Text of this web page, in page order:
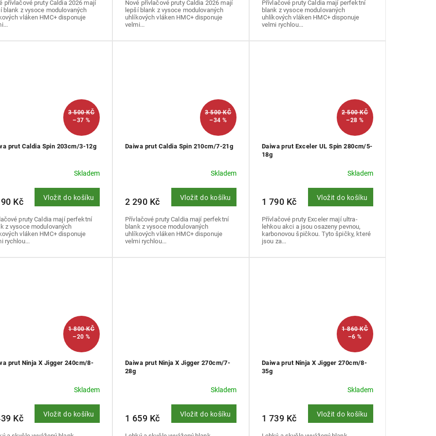
přívlačové pruty Caldia 2026 mají
blank z vysoce modulovaných
vláken HMC+ disponuje
Nové přívlačové pruty Caldia 2026 mají
lepší blank z vysoce modulovaných
uhlíkových vláken HMC+ disponuje
velmi...
Přívlačové pruty Caldia mají perfektní
blank z vysoce modulovaných
uhlíkových vláken HMC+ disponuje
velmi rychlou...
3 500 KČ
–37 %
prut Caldia Spin 203cm/3-12g
Skladem
Kč Vložit do košíku
pruty Caldia mají perfektní
z vysoce modulovaných
vláken HMC+ disponuje
rychlou...
3 500 KČ
–34 %
Daiwa prut Caldia Spin 210cm/7-21g
Skladem
2 290 Kč Vložit do košíku
Přívlačové pruty Caldia mají perfektní
blank z vysoce modulovaných
uhlíkových vláken HMC+ disponuje
velmi rychlou...
2 500 KČ
–28 %
Daiwa prut Exceler UL Spin 280cm/5-
18g
Skladem
1 790 Kč Vložit do košíku
Přívlačové pruty Exceler mají ultra-
lehkou akci a jsou osazeny pevnou,
karbonovou špičkou. Tyto špičky, které
jsou za...
1 800 KČ
–20 %
prut Ninja X Jigger 240cm/8-
Skladem
Kč Vložit do košíku
Daiwa prut Ninja X Jigger 270cm/7-
28g
Skladem
1 659 Kč Vložit do košíku
1 860 KČ
–6 %
Daiwa prut Ninja X Jigger 270cm/8-
35g
Skladem
1 739 Kč Vložit do košíku